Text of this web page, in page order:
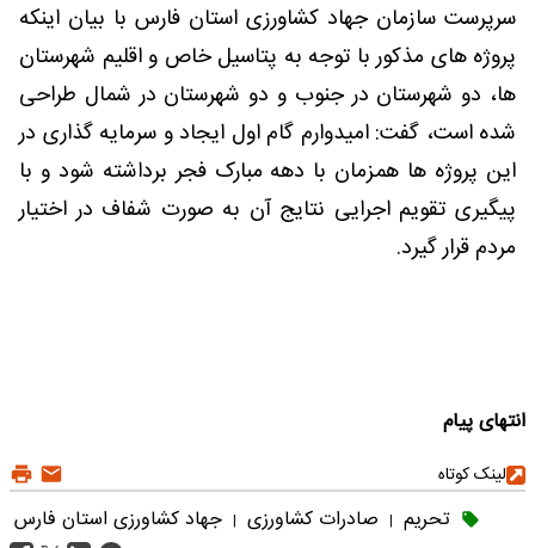
سرپرست سازمان جهاد کشاورزی استان فارس با بیان اینکه
پروژه های مذکور با توجه به پتاسیل خاص و اقلیم شهرستان
ها، دو شهرستان در جنوب و دو شهرستان در شمال طراحی
شده است، گفت: امیدوارم گام اول ایجاد و سرمایه گذاری در
این پروژه ها همزمان با دهه مبارک فجر برداشته شود و با
پیگیری تقویم اجرایی نتایج آن به صورت شفاف در اختیار
مردم قرار گیرد.
انتهای پیام
لینک کوتاه
تحریم | صادرات کشاورزی | جهاد کشاورزی استان فارس